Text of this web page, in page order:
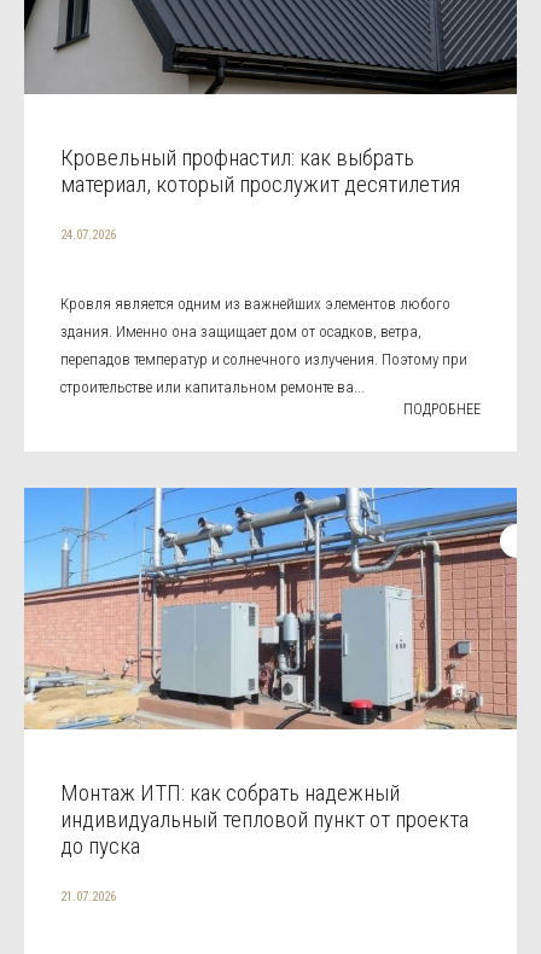
Кровельный профнастил: как выбрать
материал, который прослужит десятилетия
24.07.2026
Кровля является одним из важнейших элементов любого
здания. Именно она защищает дом от осадков, ветра,
перепадов температур и солнечного излучения. Поэтому при
строительстве или капитальном ремонте ва...
ПОДРОБНЕЕ
Монтаж ИТП: как собрать надежный
индивидуальный тепловой пункт от проекта
до пуска
21.07.2026